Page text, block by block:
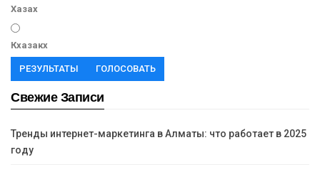
Хазах
Кхазакх
РЕЗУЛЬТАТЫ ГОЛОСОВАТЬ
Свежие Записи
Тренды интернет-маркетинга в Алматы: что работает в 2025
году